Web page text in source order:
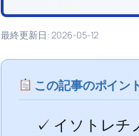
最終更新日: 2026-05-12
この記事のポイン
✓ イソトレチ